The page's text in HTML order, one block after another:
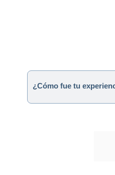
¿Cómo fue tu